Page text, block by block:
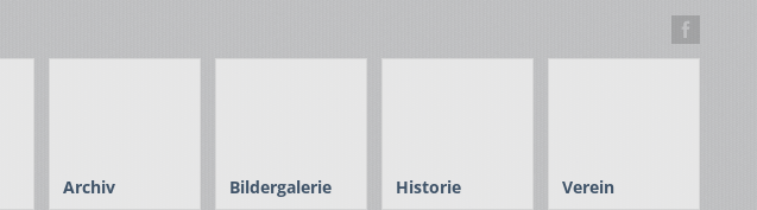
Archiv Bildergalerie Historie Verein